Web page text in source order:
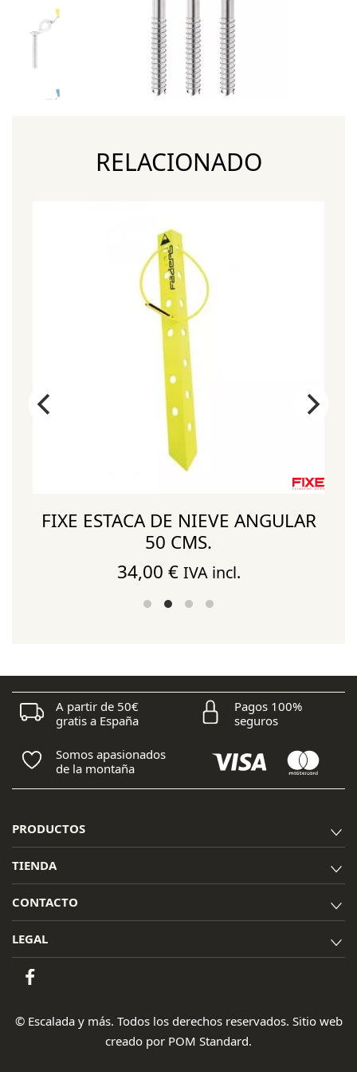
RELACIONADO
FIXE ESTACA DE NIEVE ANGULAR
50 CMS.
34,00 € IVA incl.
A partir de 50€
gratis a España
Pagos 100%
seguros
Somos apasionados
de la montaña
PRODUCTOS
TIENDA
CONTACTO
LEGAL
© Escalada y más. Todos los derechos reservados. Sitio web
creado por POM Standard.